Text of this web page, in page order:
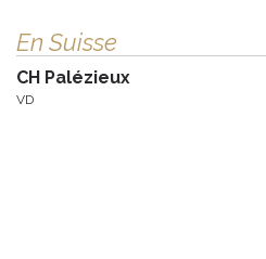
En Suisse
CH Palézieux
VD